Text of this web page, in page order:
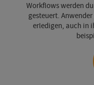
Workflows werden
gesteuert.
erledigen, auch in